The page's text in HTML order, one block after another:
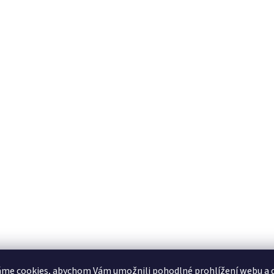
cookies, abychom Vám umožnili pohodlné prohlížení webu a